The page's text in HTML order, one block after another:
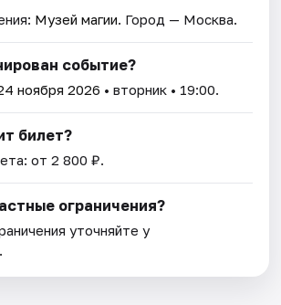
Музей магии. Город — Москва.
событие?
ноября 2026 • вторник • 19:00.
билет?
от 2 800 ₽.
ограничения?
уточняйте у